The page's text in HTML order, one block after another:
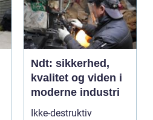
Ndt: sikkerhed,
kvalitet og viden i
moderne industri
Ikke-destruktiv